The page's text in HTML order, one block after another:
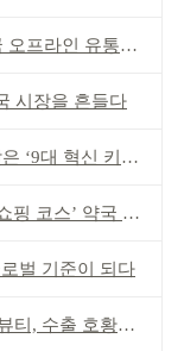
라인 유통망 확대
시장을 흔들다
대 혁신 키워드’
코스’ 약국 공략
벌 기준이 되다
본격적인 외연 확장 견인